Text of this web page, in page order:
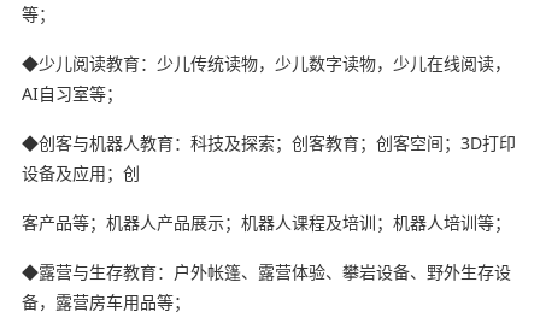
等；
◆少儿阅读教育：少儿传统读物，少儿数字读物，少儿在线阅读，
AI自习室等；
◆创客与机器人教育：科技及探索；创客教育；创客空间；3D打印
设备及应用；创
客产品等；机器人产品展示；机器人课程及培训；机器人培训等；
◆露营与生存教育：户外帐篷、露营体验、攀岩设备、野外生存设
备，露营房车用品等；